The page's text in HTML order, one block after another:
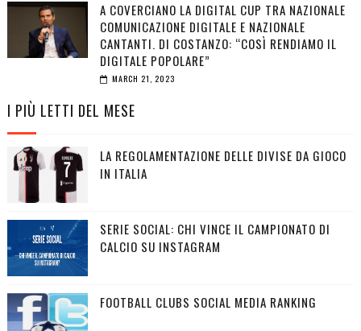
A COVERCIANO LA DIGITAL CUP TRA NAZIONALE
COMUNICAZIONE DIGITALE E NAZIONALE
CANTANTI. DI COSTANZO: “COSÌ RENDIAMO IL
DIGITALE POPOLARE”
MARCH 21, 2023
I PIÙ LETTI DEL MESE
LA REGOLAMENTAZIONE DELLE DIVISE DA GIOCO
IN ITALIA
SERIE SOCIAL: CHI VINCE IL CAMPIONATO DI
CALCIO SU INSTAGRAM
FOOTBALL CLUBS SOCIAL MEDIA RANKING